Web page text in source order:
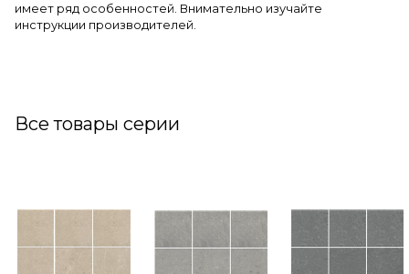
имеет ряд особенностей. Внимательно изучайте
инструкции производителей.
Все товары серии